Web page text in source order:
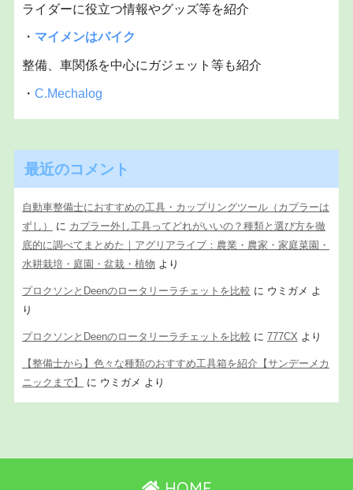
ライダーに役立つ情報やグッズ等を紹介
・ マイメンはバイク
整備、車関係を中心にガジェット等も紹介
・ C.Mechalog
最近のコメント
自動車整備士におすすめの工具・カップリングツール（カプラーは
ずし）
に カプラー外し工具ってどれがいいの？種類と選び方を徹
底的に調べてまとめた｜アグリアライブ：農業・農家・家庭菜園・
水耕栽培・庭園・盆栽・植物 より
プロクソンとDeenのロータリーラチェットを比較 に ウミガメ よ
り
プロクソンとDeenのロータリーラチェットを比較 に 777CX より
【整備士から】色々な種類のおすすめ工具箱を紹介【サンデーメカ
ニックまで】
に ウミガメ より